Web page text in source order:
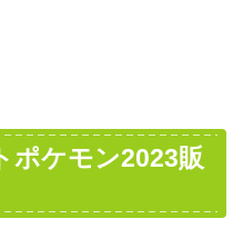
ポケモン2023販